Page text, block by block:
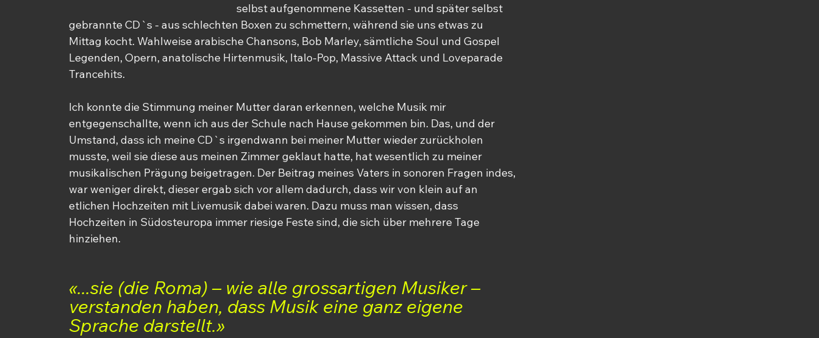
selbst aufgenommene Kassetten - und später selbst
gebrannte CD`s - aus schlechten Boxen zu schmettern, während sie uns etwas zu
Mittag kocht. Wahlweise arabische Chansons, Bob Marley, sämtliche Soul und Gospel
Legenden, Opern, anatolische Hirtenmusik, Italo-Pop, Massive Attack und Loveparade
Trancehits.
Ich konnte die Stimmung meiner Mutter daran erkennen, welche Musik mir
entgegenschallte, wenn ich aus der Schule nach Hause gekommen bin. Das, und der
Umstand, dass ich meine CD`s irgendwann bei meiner Mutter wieder zurückholen
musste, weil sie diese aus meinen Zimmer geklaut hatte, hat wesentlich zu meiner
musikalischen Prägung beigetragen. Der Beitrag meines Vaters in sonoren Fragen indes,
war weniger direkt, dieser ergab sich vor allem dadurch, dass wir von klein auf an
etlichen Hochzeiten mit Livemusik dabei waren. Dazu muss man wissen, dass
Hochzeiten in Südosteuropa immer riesige Feste sind, die sich über mehrere Tage
hinziehen.
«...sie (die Roma) – wie alle grossartigen Musiker –
verstanden haben, dass Musik eine ganz eigene
Sprache darstellt.»